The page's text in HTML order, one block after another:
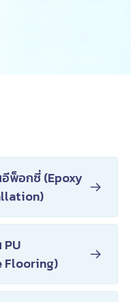
พ็อกซี่ (Epoxy
Flooring)